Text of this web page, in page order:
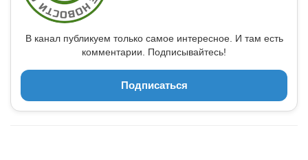
В канал публикуем только самое интересное. И там есть
комментарии. Подписывайтесь!
Подписаться